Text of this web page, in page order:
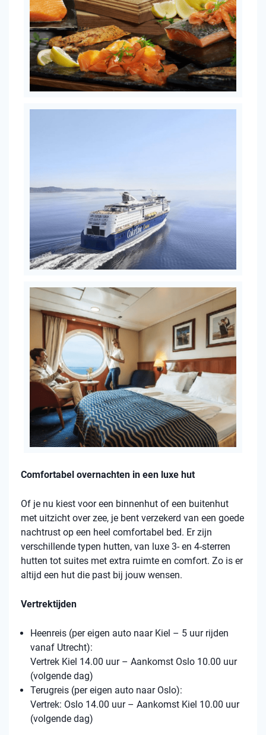
Comfortabel overnachten in een luxe hut
Of je nu kiest voor een binnenhut of een buitenhut
met uitzicht over zee, je bent verzekerd van een goede
nachtrust op een heel comfortabel bed. Er zijn
verschillende typen hutten, van luxe 3- en 4-sterren
hutten tot suites met extra ruimte en comfort. Zo is er
altijd een hut die past bij jouw wensen.
Vertrektijden
Heenreis (per eigen auto naar Kiel – 5 uur rijden
vanaf Utrecht):
Vertrek Kiel 14.00 uur – Aankomst Oslo 10.00 uur
(volgende dag)
Terugreis (per eigen auto naar Oslo):
Vertrek: Oslo 14.00 uur – Aankomst Kiel 10.00 uur
(volgende dag)